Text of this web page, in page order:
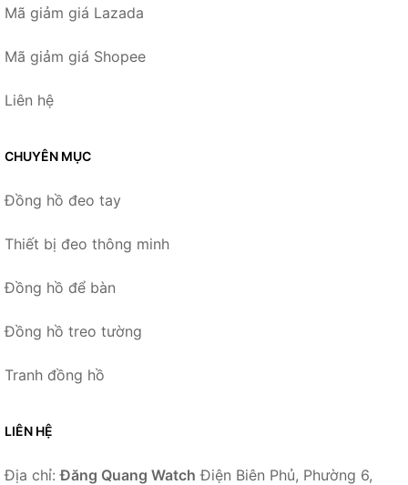
Mã giảm giá Lazada
Mã giảm giá Shopee
Liên hệ
CHUYÊN MỤC
Đồng hồ đeo tay
Thiết bị đeo thông minh
Đồng hồ để bàn
Đồng hồ treo tường
Tranh đồng hồ
LIÊN HỆ
Địa chỉ:Đăng Quang Watch Điện Biên Phủ, Phường 6,